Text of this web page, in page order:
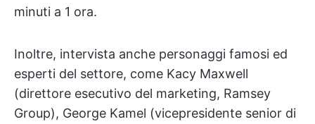
minuti a 1 ora.
Inoltre, intervista anche personaggi famosi ed
esperti del settore, come Kacy Maxwell
(direttore esecutivo del marketing, Ramsey
Group), George Kamel (vicepresidente senior di